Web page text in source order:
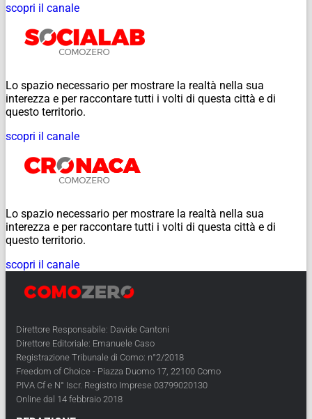
scopri il canale
Lo spazio necessario per mostrare la realtà nella sua
interezza e per raccontare tutti i volti di questa città e di
questo territorio.
scopri il canale
Lo spazio necessario per mostrare la realtà nella sua
interezza e per raccontare tutti i volti di questa città e di
questo territorio.
scopri il canale
Direttore Responsabile: Davide Cantoni
Direttore Editoriale: Emanuele Caso
Registrazione Tribunale di Como: n°2/2018
Freedom of Choice - Piazza Duomo 17, 22100 Como
PIVA Cf e N° Iscr. Registro Imprese 03799020130
Online dal 14 febbraio 2018